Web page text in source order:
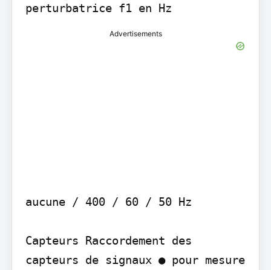
Advertisements
aucune / 400 / 60 / 50 Hz
Capteurs Raccordement des
capteurs de signaux ● pour mesure